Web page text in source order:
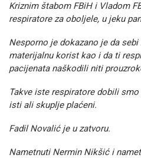
Kriznim štabom FBiH i Vladom
respiratore za oboljele, u jeku
Nesporno je dokazano je da
materijalnu korist kao i da ti
pacijenata naškodili niti
Takve iste respiratore dobili
isti ali skuplje plaćeni.
Fadil Novalić je u zatvoru.
Nametnuti Nermin Nikšić i